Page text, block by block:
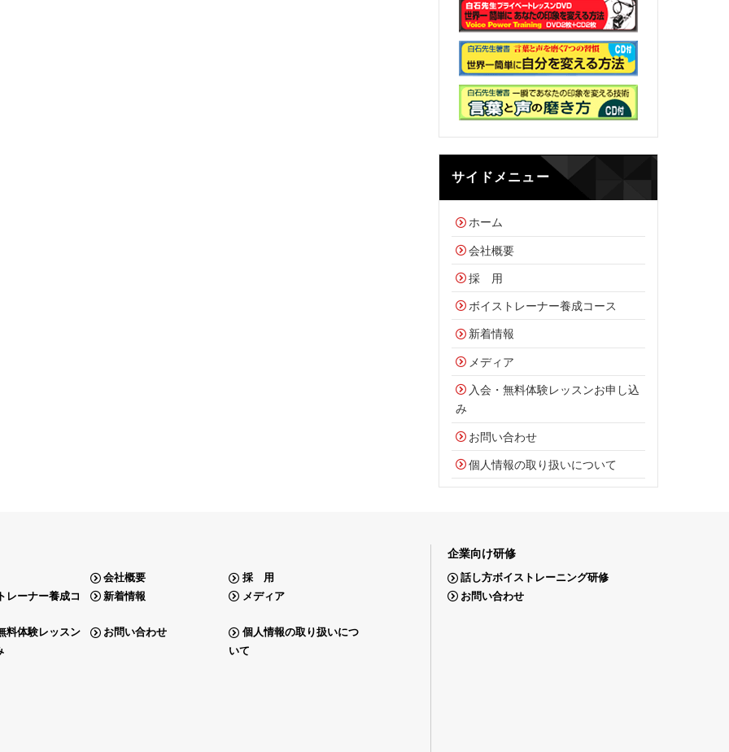
サイドメニュー
ホーム
会社概要
採 用
ボイストレーナー養成コース
新着情報
メディア
入会・無料体験レッスンお申し込
み
お問い合わせ
個人情報の取り扱いについて
会社概要
採 用
レーナー養成コ
新着情報 メディア
料体験レッスン
お問い合わせ
個人情報の取り扱いにつ
いて
企業向け研修
話し方ボイストレーニング研修
お問い合わせ